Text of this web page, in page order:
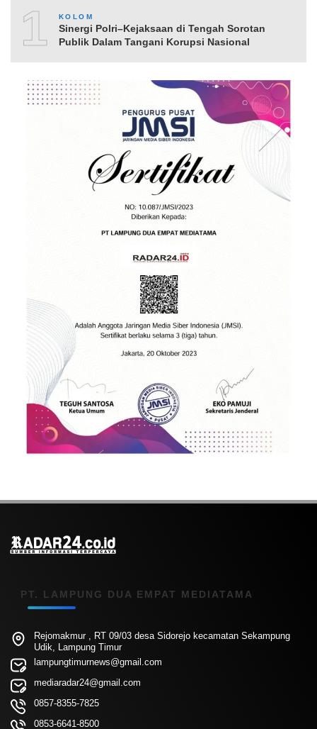
10KOLOM
Sinergi Polri–Kejaksaan di Tengah Sorotan
Publik Dalam Tangani Korupsi Nasional
PT. LAMPUNG DUA EMPAT MEDIATAMA
Rejomakmur , RT 09/03 desa Sidorejo kecamatan Sekampung
Udik, Lampung Timur
lampungtimurnews@gmail.com
mediaradar24@gmail.com
0857-8355-7825
0853-6641-8500